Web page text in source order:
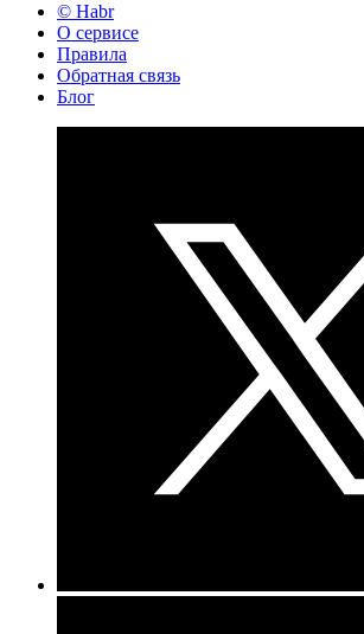
© Habr
О сервисе
Правила
Обратная связь
Блог